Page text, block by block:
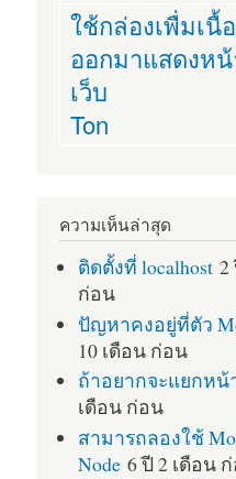
ใช้กล่องเพื่มเนื้
ออกมาแสดงห
เว็บ
Ton
ความเห็นล่าสุด
ติดตั้งที่ localhost 2
ก่อน
ปัญหาคงอยู่ที่ตัว
10 เดือน ก่อน
ถ้าอยากจะแยกหน้
เดือน ก่อน
สามารถลองใช้
Node 6 ปี 2 เดือน